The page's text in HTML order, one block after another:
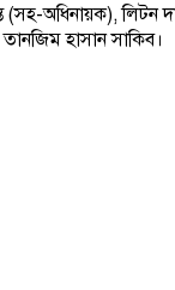
অধিনায়ক), লিটন
হাসান সাকিব।